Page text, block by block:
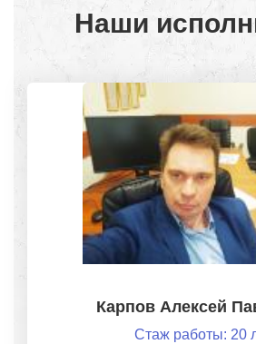
Наши
Карпов Алексей
Стаж работы: 20